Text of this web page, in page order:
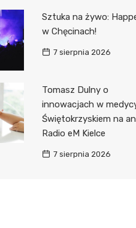
Sztuka na żywo:
w Chęcinach!
7 sierpnia 2026
Tomasz Dulny o
innowacjach w
Świętokrzyskiem na
Radio eM Kielce
7 sierpnia 2026